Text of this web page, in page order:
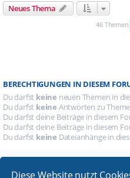
Diese Website nutzt
Neues Thema
46 Themen
BERECHTIGUNGEN IN DIESEM
Du darfst keine neuen Themen in
Du darfst keine Antworten zu
Du darfst deine Beiträge in diesem
Du darfst deine Beiträge in diesem
Du darfst keine Dateianhänge in